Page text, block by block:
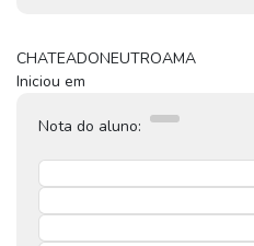
CHATEADONEUTROAMA
Iniciou em
Nota do aluno: